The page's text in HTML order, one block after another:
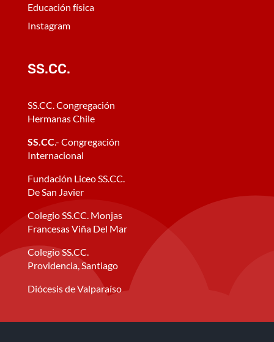
Educación física
Instagram
SS.CC.
SS.CC. Congregación
Hermanas Chile
SS.CC.- Congregación
Internacional
Fundación Liceo SS.CC.
De San Javier
Colegio SS.CC. Monjas
Francesas Viña Del Mar
Colegio SS.CC.
Providencia, Santiago
Diócesis de Valparaíso